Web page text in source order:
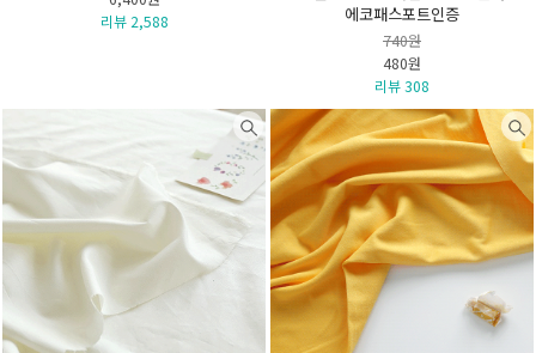
리뷰 2,588
에코패스포트인증
740원
480원
리뷰 308